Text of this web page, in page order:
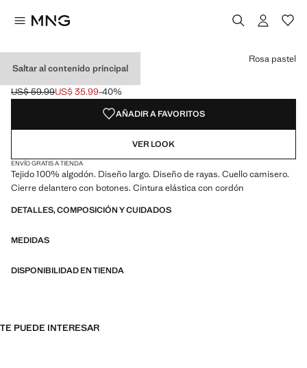
Saltar al contenido principal
PIJAMA LARGO RAYAS
Precio inicial tachado [US$ 59.99 ]
US$ 59.99
Precio actual [US$ 35.99 ]
US$ 35.99-40%
Selecciona un color
Color Rosa pastel seleccionado
Rosa pastel
AÑADIR A FAVORITOS
VER LOOK
ENVÍO GRATIS A TIENDA
Tejido 100% algodón. Diseño largo. Diseño de rayas. Cuello camisero.
Cierre delantero con botones. Cintura elástica con cordón
DETALLES, COMPOSICIÓN Y CUIDADOS
MEDIDAS
DISPONIBILIDAD EN TIENDA
TE PUEDE INTERESAR